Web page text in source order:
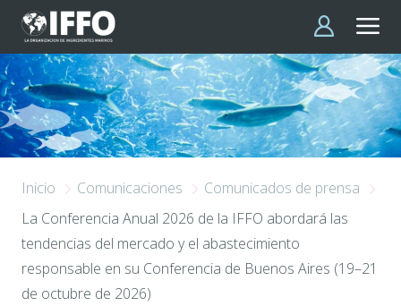
Pasar al contenido principal
Inicio Comunicaciones
Comunicados de prensa
La Conferencia Anual 2026 de la IFFO abordará las
tendencias del mercado y el abastecimiento
responsable en su Conferencia de Buenos Aires (19–21
de octubre de 2026)